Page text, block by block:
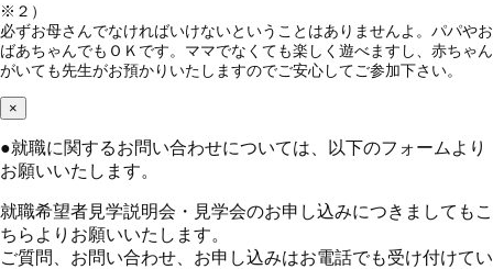
※２）
必ずお母さんでなければいけないということはありませんよ。パパやお
ばあちゃんでもＯＫです。ママでなくても楽しく遊べますし、赤ちゃん
がいても先生がお預かりいたしますのでご安心してご参加下さい。
×
●就職に関するお問い合わせについては、以下のフォームより
お願いいたします。
就職希望者見学説明会・見学会のお申し込みにつきましてもこ
ちらよりお願いいたします。
ご質問、お問い合わせ、お申し込みはお電話でも受け付けてい